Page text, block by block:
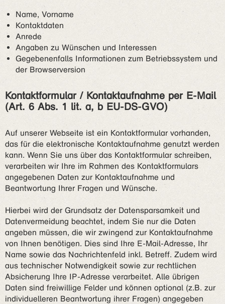
Name, Vorname
Kontaktdaten
Anrede
Angaben zu Wünschen und Interessen
Gegebenenfalls Informationen zum Betriebssystem und
der Browserversion
Kontaktformular / Kontaktaufnahme per E-Mail
(Art. 6 Abs. 1 lit. a, b EU-DS-GVO)
Auf unserer Webseite ist ein Kontaktformular vorhanden,
das für die elektronische Kontaktaufnahme genutzt werden
kann. Wenn Sie uns über das Kontaktformular schreiben,
verarbeiten wir Ihre im Rahmen des Kontaktformulars
angegebenen Daten zur Kontaktaufnahme und
Beantwortung Ihrer Fragen und Wünsche.
Hierbei wird der Grundsatz der Datensparsamkeit und
Datenvermeidung beachtet, indem Sie nur die Daten
angeben müssen, die wir zwingend zur Kontaktaufnahme
von Ihnen benötigen. Dies sind Ihre E-Mail-Adresse, Ihr
Name sowie das Nachrichtenfeld inkl. Betreff. Zudem wird
aus technischer Notwendigkeit sowie zur rechtlichen
Absicherung Ihre IP-Adresse verarbeitet. Alle übrigen
Daten sind freiwillige Felder und können optional (z.B. zur
individuelleren Beantwortung ihrer Fragen) angegeben